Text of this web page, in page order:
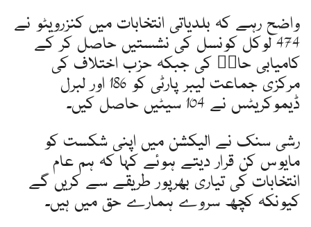
واضح رہے کہ بلدیاتی انتخابات میں کنزرویٹو نے
474 لوکل کونسل کی نشستیں حاصل کر کے
کامیابی حاصؒ کی جبکہ حزب اختلاف کی
مرکزی جماعت لیبر پارٹی کو 186 اور لبرل
ڈیموکریٹس نے 104 سیٹیں حاصل کیں۔
رشی سنک نے الیکشن میں اپنی شکست کو
مایوس کن قرار دیتے ہوئے کہا کہ ہم عام
انتخابات کی تیاری بھرپور طریقے سے کریں گے
کیونکہ کچھ سروے ہمارے حق میں ہیں۔